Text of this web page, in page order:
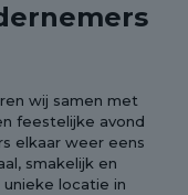
wij samen met
feestelijke avond
elkaar weer eens
smakelijk en
locatie in